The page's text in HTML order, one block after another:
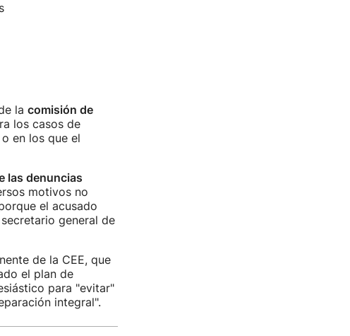
la comisión de
los casos de
en los que el
las denuncias
motivos no
el acusado
general de
de la CEE, que
el plan de
para "evitar"
integral".